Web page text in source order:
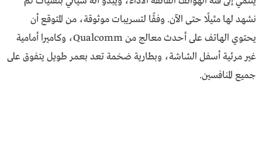
نشهد لها مثيلًا حتى الآن. وفقًا لتسريبات موثوقة، من المتوقع أن
يحتوي الهاتف على أحدث معالج من Qualcomm، وكاميرا أمامية
غير مرئية أسفل الشاشة، وبطارية ضخمة تعد بعمر طويل يتفوق على
جميع المنافسين.